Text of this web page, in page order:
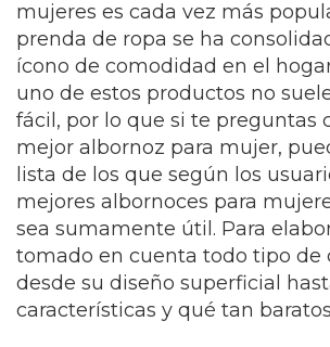
mujeres es cada vez más
prenda de ropa se ha
ícono de comodidad en el
uno de estos productos no
fácil, por lo que si te preguntas
mejor albornoz para mujer,
lista de los que según los
mejores albornoces para
sea sumamente útil. Para
tomado en cuenta todo tipo de
desde su diseño superficial
características y qué tan